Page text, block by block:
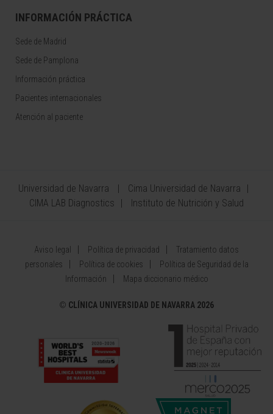
INFORMACIÓN PRÁCTICA
Sede de Madrid
Sede de Pamplona
Información práctica
Pacientes internacionales
Atención al paciente
Universidad de Navarra
Cima Universidad de Navarra
CIMA LAB Diagnostics
Instituto de Nutrición y Salud
Aviso legal Política de privacidad
Tratamiento datos
personales
Política de cookies
Política de Seguridad de la
Información
Mapa diccionario médico
© CLÍNICA UNIVERSIDAD DE NAVARRA 2026